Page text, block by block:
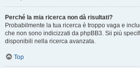
Perché la mia ricerca non dà risultati?
Probabilmente la tua ricerca è troppo vaga e
che non sono indicizzati da phpBB3. Sii più
disponibili nella ricerca avanzata.
Top